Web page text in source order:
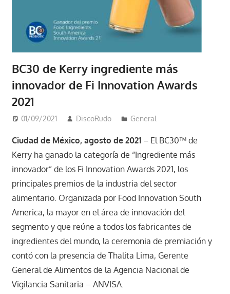
BC30 de Kerry ingrediente más
innovador de Fi Innovation Awards
2021
01/09/2021 DiscoRudo General
Ciudad de México, agosto de 2021– El BC30™ de
Kerry ha ganado la categoría de “Ingrediente más
innovador” de los Fi Innovation Awards 2021, los
principales premios de la industria del sector
alimentario. Organizada por Food Innovation South
America, la mayor en el área de innovación del
segmento y que reúne a todos los fabricantes de
ingredientes del mundo, la ceremonia de premiación y
contó con la presencia de Thalita Lima, Gerente
General de Alimentos de la Agencia Nacional de
Vigilancia Sanitaria – ANVISA.